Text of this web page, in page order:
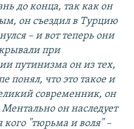
до конца, так как он
он съездил в Турцию
– и вот теперь они
при
путинизма он из тех,
понял, что это такое и
современник, он
он наследует
кого "тюрьма и воля" –